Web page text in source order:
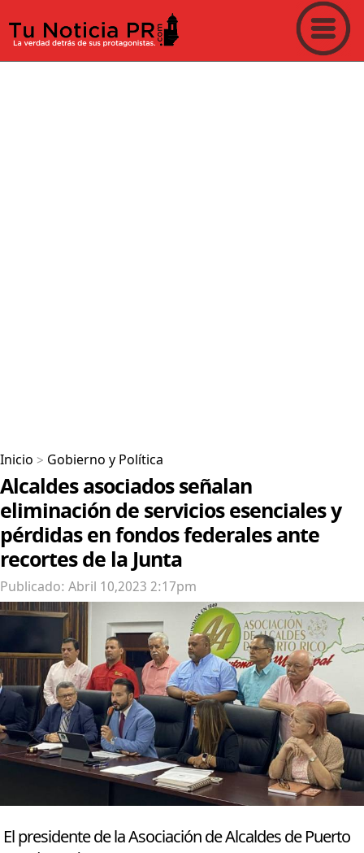
Inicio > Gobierno y Política
Alcaldes asociados señalan
eliminación de servicios esenciales y
pérdidas en fondos federales ante
recortes de la Junta
Publicado: Abril 10,2023 2:17pm
El presidente de la Asociación de Alcaldes de Puerto